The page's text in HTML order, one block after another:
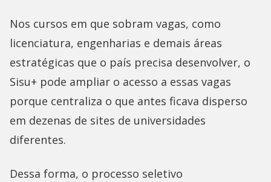
Nos cursos em que sobram vagas, como
licenciatura, engenharias e demais áreas
estratégicas que o país precisa desenvolver, o
Sisu+ pode ampliar o acesso a essas vagas
porque centraliza o que antes ficava disperso
em dezenas de sites de universidades
diferentes.
Dessa forma, o processo seletivo